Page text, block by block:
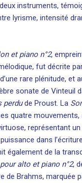
instruments,
lyrisme, intensité
et piano n°2,
fut décrite
rare plénitude, et
sonate de Vinteuil
perdude Proust. La
quatre mouvements,
représentant
dans
également de la
alto et piano n°2,
de Brahms, marquée